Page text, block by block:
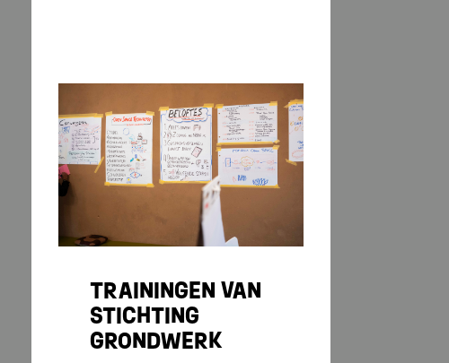
TRAININGEN VAN
STICHTING
GRONDWERK